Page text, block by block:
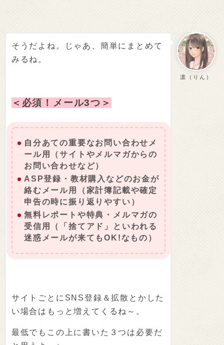
凛（りん）
そうだよね。じゃあ、簡単にまとめて
みるね。
＜必須！メール3つ＞
自分あての重要なお問い合わせメ
ール用（サイトやメルマガからの
お問い合わせなど）
ASP登録・教材購入などのお金が
絡むメール用（家計簿記載や確定
申告の時に振り返りやすい）
無料レポートや特典・メルマガの
受信用（「捨てアド」といわれる
迷惑メールが来てもOK!なもの）
サイトごとにSNS登録＆拡散とかした
い場合はもっと増えてくるね～。
最低でもこの上に書いた３つは必要だ